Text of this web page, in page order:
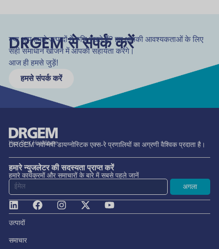
DRGEM से संपर्क करें
क्या आप हमारे उत्पादों में रुचि रखते हैं? हम आपकी आवश्यकताओं के लिए
सही समाधान खोजने में आपकी सहायता करेंगे।
आज ही हमसे जुड़ें!
हमसे संपर्क करें
DRGEM नवोन्मेषी डायग्नोस्टिक एक्स-रे प्रणालियों का अग्रणी वैश्विक प्रदाता है।
हमारे न्युजलेटर की सदस्यता प्राप्त करें
हमारे कार्यक्रमों और समाचारों के बारे में सबसे पहले जानें
अगला
उत्पादों
समाचार